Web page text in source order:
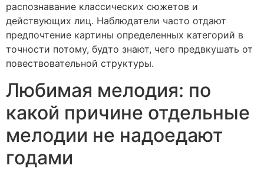
распознавание классических сюжетов и
действующих лиц. Наблюдатели часто отдают
предпочтение картины определенных категорий в
точности потому, будто знают, чего предвкушать от
повествовательной структуры.
Любимая мелодия: по
какой причине отдельные
мелодии не надоедают
годами